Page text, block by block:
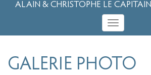
ALAIN & CHRISTOPHE LE
Toggle
navigation
GALERIE PHOTO